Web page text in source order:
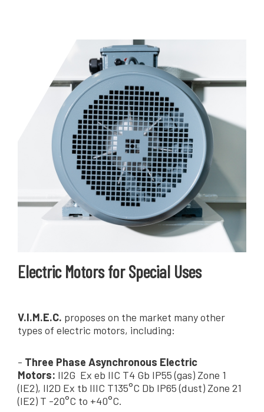
Electric Motors for Special Uses
V.I.M.E.C. proposes on the market many other
types of electric motors, including:
- Three Phase Asynchronous Electric
Motors: II2G Ex eb IIC T4 Gb IP55 (gas) Zone 1
(IE2), II2D Ex tb IIIC T135°C Db IP65 (dust) Zone 21
(IE2) T -20°C to +40°C.